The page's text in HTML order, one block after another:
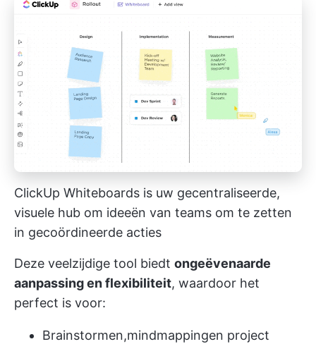
ClickUp Whiteboards is uw gecentraliseerde,
visuele hub om ideeën van teams om te zetten
in gecoördineerde acties
Deze veelzijdige tool biedt ongeëvenaarde
aanpassing en flexibiliteit, waardoor het
perfect is voor:
Brainstormen,mindmappingen project